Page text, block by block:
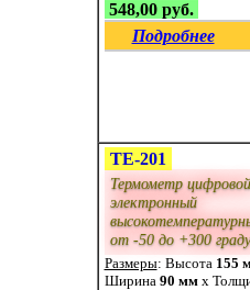
548,00 руб.
Подробнее
ТЕ-201
Термометр цифровой
электронный
от -50 до +300
Размеры: Высота 155
Ширина 90 ммx